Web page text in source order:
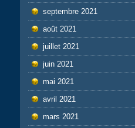
septembre 2021
août 2021
juillet 2021
juin 2021
mai 2021
avril 2021
mars 2021